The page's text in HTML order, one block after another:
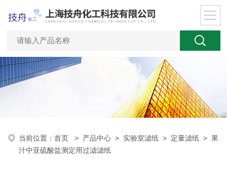
当前位置：首页 > 产品中心 > 实验室滤纸 > 定量滤纸 > 果
汁中亚硫酸盐测定用过滤滤纸